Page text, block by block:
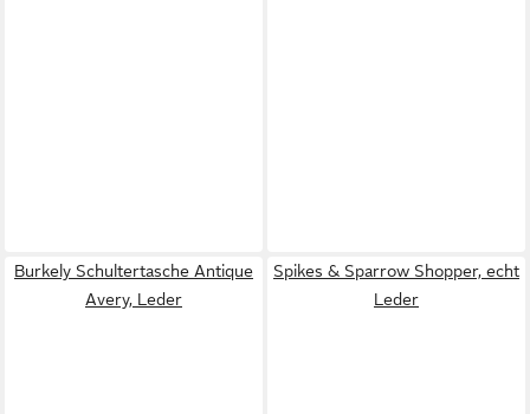
Burkely Schultertasche Antique
Avery, Leder
Spikes & Sparrow Shopper, echt
Leder